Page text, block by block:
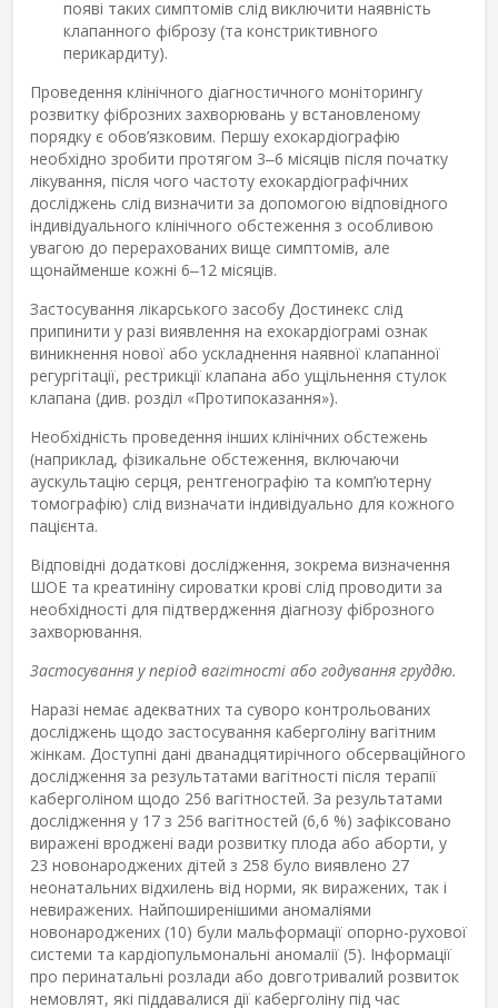
появі таких симптомів слід виключити наявність
клапанного фіброзу (та констриктивного
перикардиту).
Проведення клінічного діагностичного моніторингу
розвитку фіброзних захворювань у встановленому
порядку є обов’язковим. Першу ехокардіографію
необхідно зробити протягом 3‒6 місяців після початку
лікування, після чого частоту ехокардіографічних
досліджень слід визначити за допомогою відповідного
індивідуального клінічного обстеження з особливою
увагою до перерахованих вище симптомів, але
щонайменше кожні 6‒12 місяців.
Застосування лікарського засобу Достинекс слід
припинити у разі виявлення на ехокардіограмі ознак
виникнення нової або ускладнення наявної клапанної
регургітації, рестрикції клапана або ущільнення стулок
клапана (див. розділ «Протипоказання»).
Необхідність проведення інших клінічних обстежень
(наприклад, фізикальне обстеження, включаючи
аускультацію серця, рентгенографію та комп’ютерну
томографію) слід визначати індивідуально для кожного
пацієнта.
Відповідні додаткові дослідження, зокрема визначення
ШОЕ та креатиніну сироватки крові слід проводити за
необхідності для підтвердження діагнозу фіброзного
захворювання.
Застосування у період вагітності або годування груддю.
Наразі немає адекватних та суворо контрольованих
досліджень щодо застосування каберголіну вагітним
жінкам. Доступні дані дванадцятирічного обсерваційного
дослідження за результатами вагітності після терапії
каберголіном щодо 256 вагітностей. За результатами
дослідження у 17 з 256 вагітностей (6,6 %) зафіксовано
виражені вроджені вади розвитку плода або аборти, у
23 новонароджених дітей з 258 було виявлено 27
неонатальних відхилень від норми, як виражених, так і
невиражених. Найпоширенішими аномаліями
новонароджених (10) були мальформації опорно-рухової
системи та кардіопульмональні аномалії (5). Інформації
про перинатальні розлади або довготривалий розвиток
немовлят, які піддавалися дії каберголіну під час